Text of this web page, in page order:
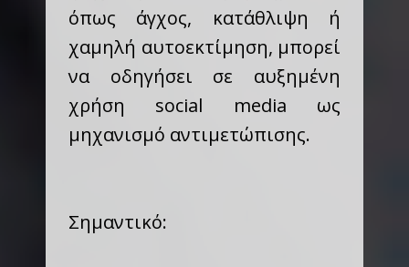
όπως άγχος, κατάθλιψη ή
χαμηλή αυτοεκτίμηση, μπορεί
να οδηγήσει σε αυξημένη
χρήση social media ως
μηχανισμό αντιμετώπισης.
Σημαντικό: